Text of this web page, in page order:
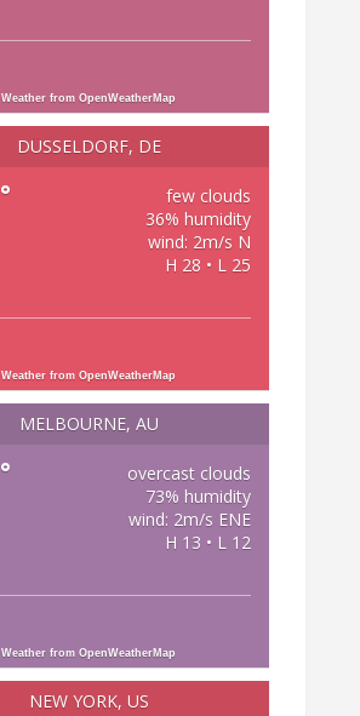
Weather from OpenWeatherMap
DÜSSELDORF, DE
°
few clouds
36% humidity
wind: 2m/s N
H 28 • L 25
Weather from OpenWeatherMap
MELBOURNE, AU
°
overcast clouds
73% humidity
wind: 2m/s ENE
H 13 • L 12
Weather from OpenWeatherMap
NEW YORK, US